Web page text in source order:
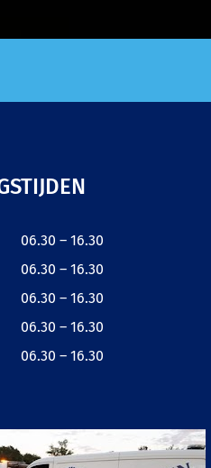
06.30 – 16.30
06.30 – 16.30
06.30 – 16.30
06.30 – 16.30
06.30 – 16.30